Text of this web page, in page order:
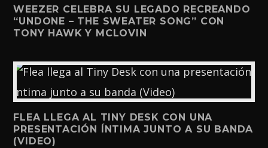
WEEZER CELEBRA SU LEGADO RECREANDO
“UNDONE – THE SWEATER SONG” CON
TONY HAWK Y MCLOVIN
FLEA LLEGA AL TINY DESK CON UNA
PRESENTACIÓN ÍNTIMA JUNTO A SU BANDA
(VIDEO)